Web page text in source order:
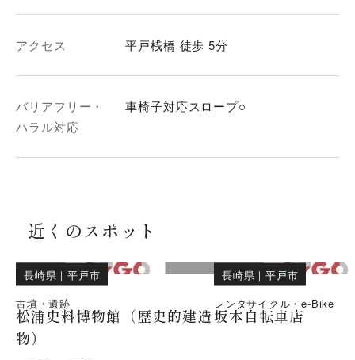
アクセス 平戸桟橋 徒歩 5分
バリアフリー・
ハラル対応
車椅子対応スロープ○
近くのスポット
長崎県 ｜平戸市
古墳・遺跡
松浦史料博物館（歴史的建造
物）
長崎県 ｜平戸市
レンタサイクル・e-Bike
坂本自転車店